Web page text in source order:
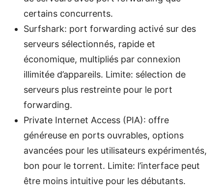
certains concurrents.
Surfshark: port forwarding activé sur des
serveurs sélectionnés, rapide et
économique, multipliés par connexion
illimitée d’appareils. Limite: sélection de
serveurs plus restreinte pour le port
forwarding.
Private Internet Access (PIA): offre
généreuse en ports ouvrables, options
avancées pour les utilisateurs expérimentés,
bon pour le torrent. Limite: l’interface peut
être moins intuitive pour les débutants.